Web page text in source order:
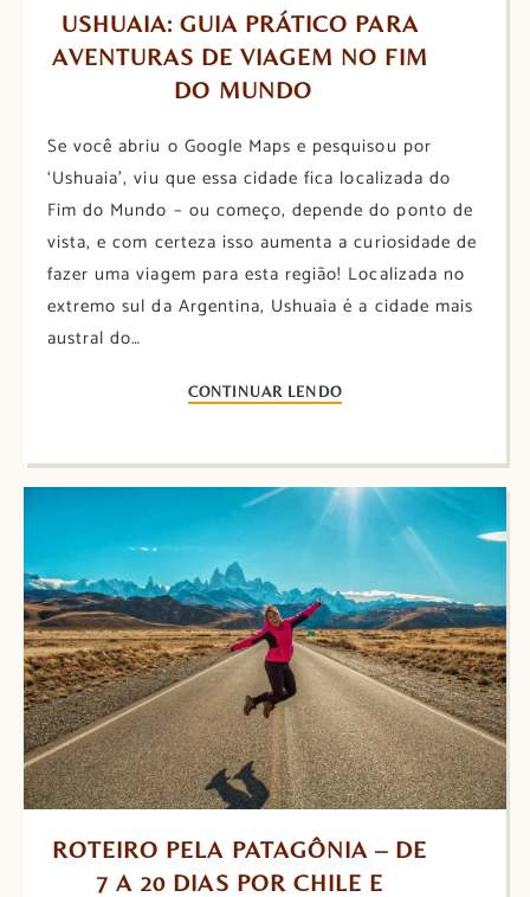
USHUAIA: GUIA PRÁTICO PARA
AVENTURAS DE VIAGEM NO FIM
DO MUNDO
Se você abriu o Google Maps e pesquisou por
‘Ushuaia’, viu que essa cidade fica localizada do
Fim do Mundo – ou começo, depende do ponto de
vista, e com certeza isso aumenta a curiosidade de
fazer uma viagem para esta região! Localizada no
extremo sul da Argentina, Ushuaia é a cidade mais
austral do…
CONTINUAR LENDO
ROTEIRO PELA PATAGÔNIA – DE
7 A 20 DIAS POR CHILE E